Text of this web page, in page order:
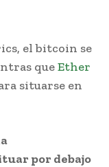
el bitcoin se
queEther
situarse en
por debajo